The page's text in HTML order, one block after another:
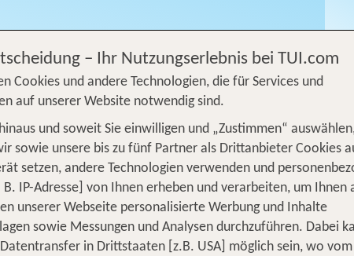
Flug Ferienhaus Mietwagen
Camper Privattransfer
Flug hinzufügen Dalmatien
Hotel Aria
– Ihr Nutzungserlebnis bei TUI.com
Cookies und andere Technologien, die für Services und
auf unserer Website notwendig sind.
und soweit Sie einwilligen und „Zustimmen“
sowie unsere bis zu fünf Partner als Drittanbieter Cookies
setzen, andere Technologien verwenden und
B. IP-Adresse] von Ihnen erheben und verarbeiten, um Ihnen
unserer Webseite personalisierte Werbung und Inhalte
sowie Messungen und Analysen durchzuführen. Dabei
in Drittstaaten [z.B. USA] möglich sein, wo vom